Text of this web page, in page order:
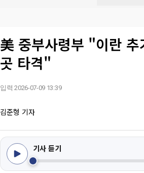
美 중부사령부 "이란
곳 타격"
입력 2026-07-09 13:39
김준형 기자
기사 듣기